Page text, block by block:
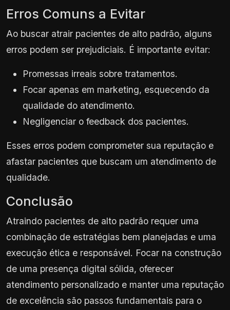
Erros Comuns a Evitar
Ao buscar atrair pacientes de alto padrão, alguns
erros podem ser prejudiciais. É importante evitar:
Promessas irreais sobre tratamentos.
Focar apenas em marketing, esquecendo da
qualidade do atendimento.
Negligenciar o feedback dos pacientes.
Esses erros podem comprometer sua reputação e
afastar pacientes que buscam um atendimento de
qualidade.
Conclusão
Atraindo pacientes de alto padrão requer uma
combinação de estratégias bem planejadas e uma
execução ética e responsável. Focar na construção
de uma presença digital sólida, oferecer
atendimento personalizado e manter uma reputação
de excelência são passos fundamentais para o